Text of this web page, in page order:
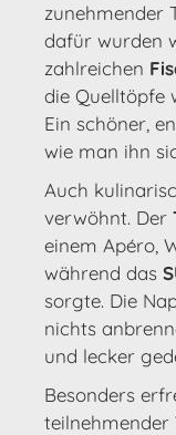
zunehmender
dafür wurden
zahlreichen
die Quelltöpfe
Ein schöner,
wie man ihn
Auch
verwöhnt. Der
einem Apéro,
während das
sorgte. Die
nichts
und lecker
Besonders
teilnehmender